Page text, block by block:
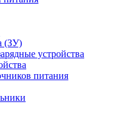
(ЗУ)
устройства
питания